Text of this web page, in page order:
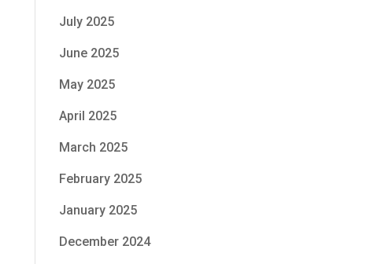
July 2025
June 2025
May 2025
April 2025
March 2025
February 2025
January 2025
December 2024